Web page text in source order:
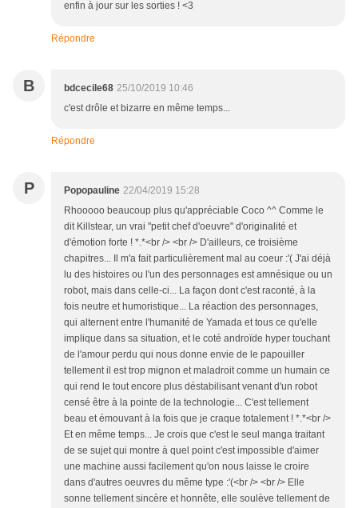
enfin à jour sur les sorties ! <3
Répondre
B bdcecile68 25/10/2019 10:46
c'est drôle et bizarre en même temps...
Répondre
P Popopauline 22/04/2019 15:28
Rhooooo beaucoup plus qu'appréciable Coco ^^ Comme le
dit Killstear, un vrai "petit chef d'oeuvre" d'originalité et
d'émotion forte ! *.*<br /> <br /> D'ailleurs, ce troisième
chapitres... Il m'a fait particulièrement mal au coeur :'( J'ai déjà
lu des histoires ou l'un des personnages est amnésique ou un
robot, mais dans celle-ci... La façon dont c'est raconté, à la
fois neutre et humoristique... La réaction des personnages,
qui alternent entre l'humanité de Yamada et tous ce qu'elle
implique dans sa situation, et le coté androïde hyper touchant
de l'amour perdu qui nous donne envie de le papouiller
tellement il est trop mignon et maladroit comme un humain ce
qui rend le tout encore plus déstabilisant venant d'un robot
censé être à la pointe de la technologie... C'est tellement
beau et émouvant à la fois que je craque totalement ! *.*<br />
Et en même temps... Je crois que c'est le seul manga traitant
de se sujet qui montre à quel point c'est impossible d'aimer
une machine aussi facilement qu'on nous laisse le croire
dans d'autres oeuvres du même type :'(<br /> <br /> Elle
sonne tellement sincère et honnête, elle soulève tellement de